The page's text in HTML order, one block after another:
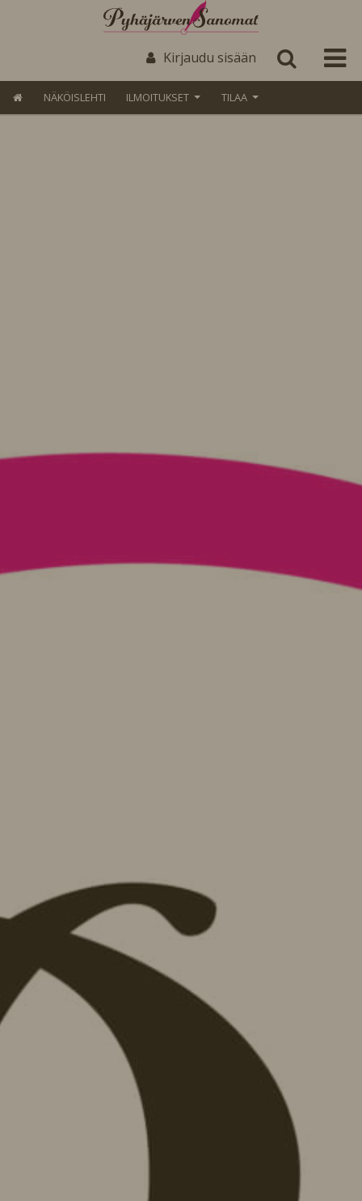
Kirjaudu sisään
NÄKÖISLEHTI ILMOITUKSET TILAA